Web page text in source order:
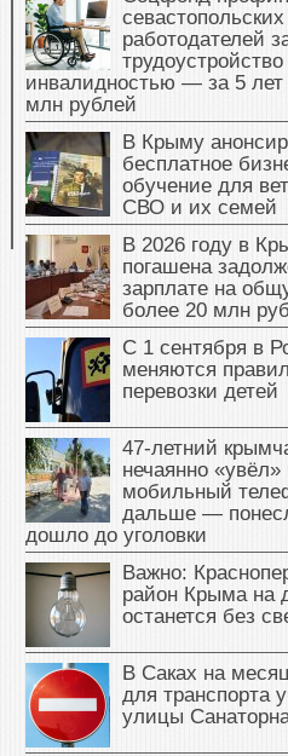
севастопольских
работодателей
инвалидностью — за 5
млн рублей
В Крыму
бесплатное
обучение для
СВО и их семей
В 2026 году в
погашена
зарплате на
более 20 млн руб
С 1 сентября в
меняются
перевозки детей
47‑летний
нечаянно
мобильный
дальше —
дошло до уголовки
Важно:
район Крыма на
останется без
В Саках на
для транспорта
улицы